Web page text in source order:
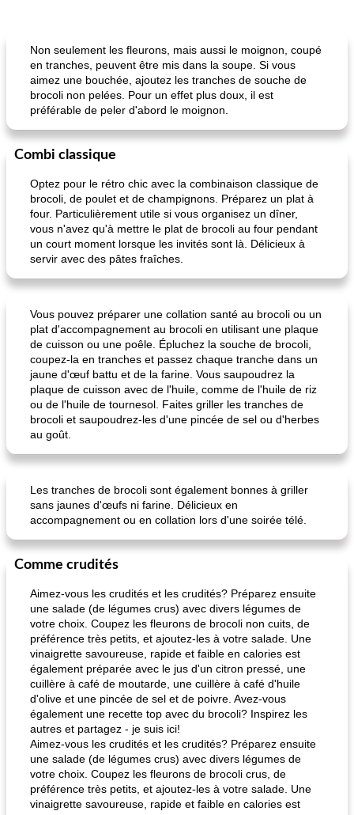
pois chiches rôtis aux épices amandes au cheddar rôti
Non seulement les fleurons, mais aussi le moignon, coupé
en tranches, peuvent être mis dans la soupe. Si vous
aimez une bouchée, ajoutez les tranches de souche de
brocoli non pelées. Pour un effet plus doux, il est
préférable de peler d'abord le moignon.
Combi classique
Optez pour le rétro chic avec la combinaison classique de
brocoli, de poulet et de champignons. Préparez un plat à
four. Particulièrement utile si vous organisez un dîner,
vous n'avez qu'à mettre le plat de brocoli au four pendant
un court moment lorsque les invités sont là. Délicieux à
servir avec des pâtes fraîches.
Vous pouvez préparer une collation santé au brocoli ou un
plat d'accompagnement au brocoli en utilisant une plaque
de cuisson ou une poêle. Épluchez la souche de brocoli,
coupez-la en tranches et passez chaque tranche dans un
jaune d'œuf battu et de la farine. Vous saupoudrez la
plaque de cuisson avec de l'huile, comme de l'huile de riz
ou de l'huile de tournesol. Faites griller les tranches de
brocoli et saupoudrez-les d'une pincée de sel ou d'herbes
au goût.
Les tranches de brocoli sont également bonnes à griller
sans jaunes d'œufs ni farine. Délicieux en
accompagnement ou en collation lors d'une soirée télé.
Comme crudités
Aimez-vous les crudités et les crudités? Préparez ensuite
une salade (de légumes crus) avec divers légumes de
votre choix. Coupez les fleurons de brocoli non cuits, de
préférence très petits, et ajoutez-les à votre salade. Une
vinaigrette savoureuse, rapide et faible en calories est
également préparée avec le jus d'un citron pressé, une
cuillère à café de moutarde, une cuillère à café d'huile
d'olive et une pincée de sel et de poivre. Avez-vous
également une recette top avec du brocoli? Inspirez les
autres et partagez - je suis ici!
Aimez-vous les crudités et les crudités? Préparez ensuite
une salade (de légumes crus) avec divers légumes de
votre choix. Coupez les fleurons de brocoli crus, de
préférence très petits, et ajoutez-les à votre salade. Une
vinaigrette savoureuse, rapide et faible en calories est